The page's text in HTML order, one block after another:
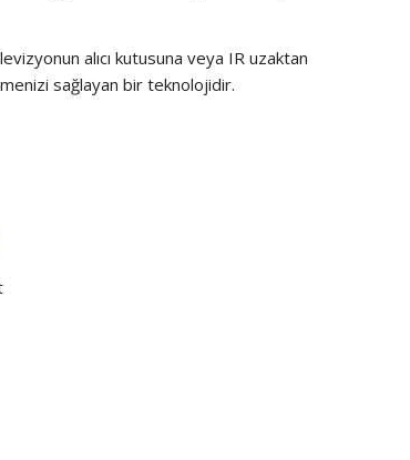
alıcı kutusuna veya IR uzaktan
sağlayan bir teknolojidir.